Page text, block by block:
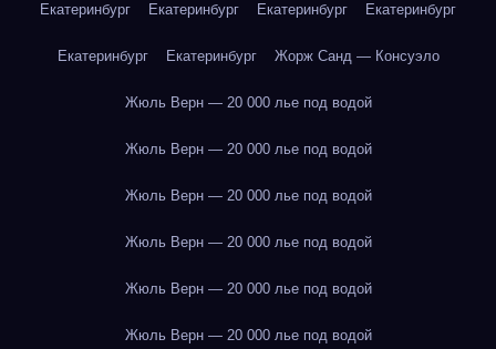
Екатеринбург Екатеринбург Екатеринбург Екатеринбург
Екатеринбург Екатеринбург Жорж Санд — Консуэло
Жюль Верн — 20 000 лье под водой
Жюль Верн — 20 000 лье под водой
Жюль Верн — 20 000 лье под водой
Жюль Верн — 20 000 лье под водой
Жюль Верн — 20 000 лье под водой
Жюль Верн — 20 000 лье под водой